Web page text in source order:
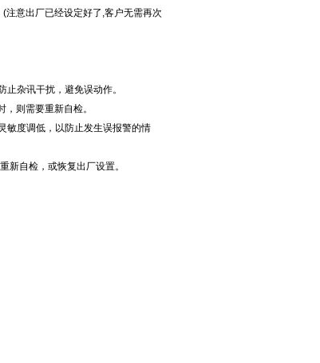
注意出厂已经设定好了,客户无需再次
杂讯干扰，避免误动作。
则需要重新自检。
敏度调低，以防止发生误报警的情
自检，或恢复出厂设置。